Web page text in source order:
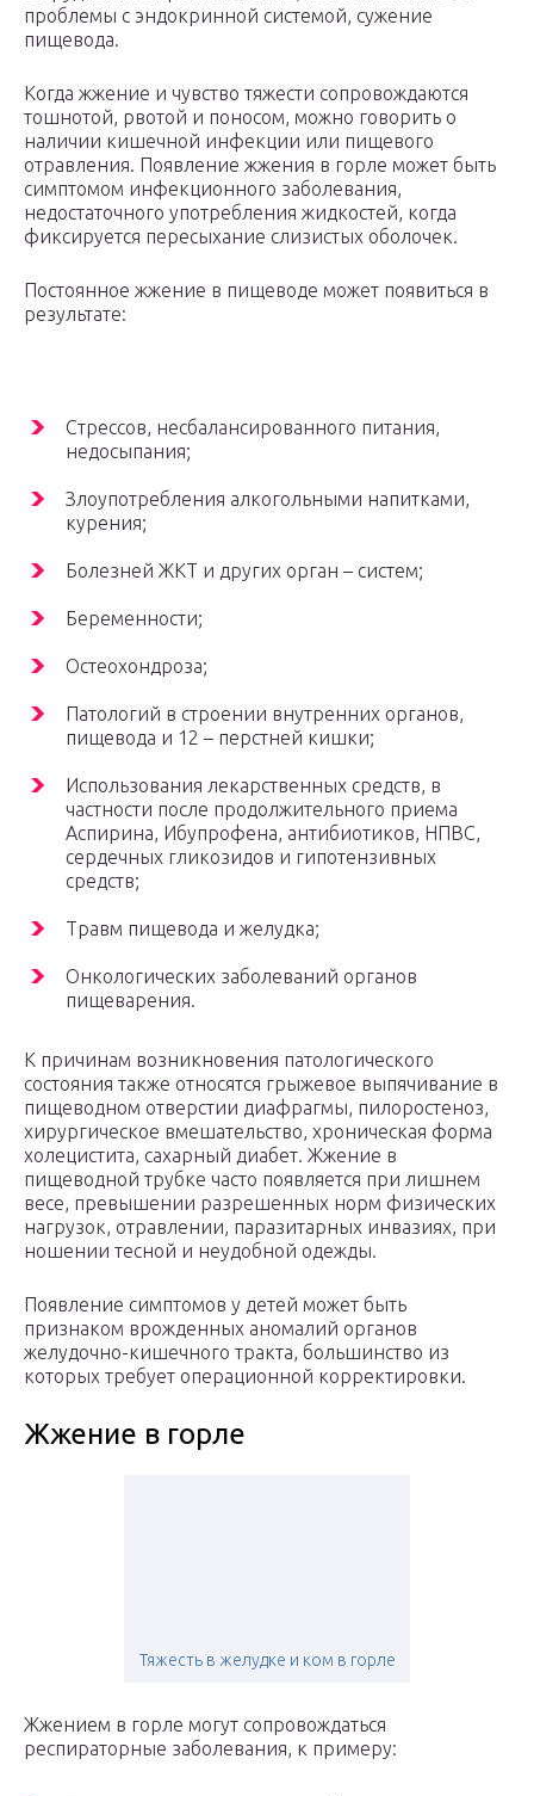
проблемы с эндокринной системой, сужение
пищевода.
Когда жжение и чувство тяжести сопровождаются
тошнотой, рвотой и поносом, можно говорить о
наличии кишечной инфекции или пищевого
отравления. Появление жжения в горле может быть
симптомом инфекционного заболевания,
недостаточного употребления жидкостей, когда
фиксируется пересыхание слизистых оболочек.
Постоянное жжение в пищеводе может появиться в
результате:
Стрессов, несбалансированного питания,
недосыпания;
Злоупотребления алкогольными напитками,
курения;
Болезней ЖКТ и других орган – систем;
Беременности;
Остеохондроза;
Патологий в строении внутренних органов,
пищевода и 12 – перстней кишки;
Использования лекарственных средств, в
частности после продолжительного приема
Аспирина, Ибупрофена, антибиотиков, НПВС,
сердечных гликозидов и гипотензивных
средств;
Травм пищевода и желудка;
Онкологических заболеваний органов
пищеварения.
К причинам возникновения патологического
состояния также относятся грыжевое выпячивание в
пищеводном отверстии диафрагмы, пилоростеноз,
хирургическое вмешательство, хроническая форма
холецистита, сахарный диабет. Жжение в
пищеводной трубке часто появляется при лишнем
весе, превышении разрешенных норм физических
нагрузок, отравлении, паразитарных инвазиях, при
ношении тесной и неудобной одежды.
Появление симптомов у детей может быть
признаком врожденных аномалий органов
желудочно-кишечного тракта, большинство из
которых требует операционной корректировки.
Жжение в горле
Тяжесть в желудке и ком в горле
Жжением в горле могут сопровождаться
респираторные заболевания, к примеру: